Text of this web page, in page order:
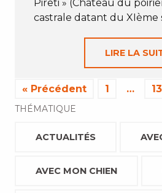
Pireti » (Château du
castrale datant du XIème
LIRE LA
« Précédent 1 … 13
THÉMATIQUE
ACTUALITÉS
AVEC MON CHIEN